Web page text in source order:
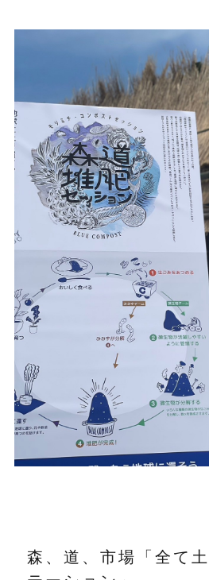
森、道、市場「全て